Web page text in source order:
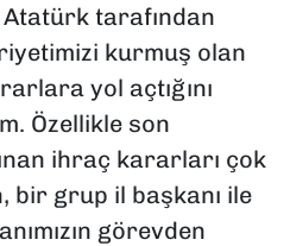
tarafından
kurmuş olan
yol açtığını
Özellikle son
ihraç kararları çok
bir grup il başkanı ile
görevden